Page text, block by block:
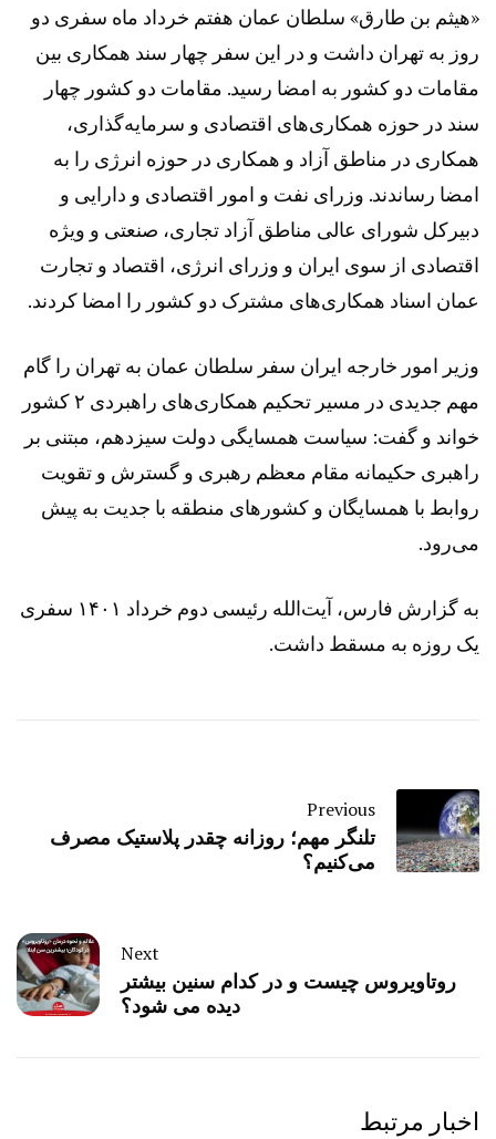
«هیثم بن طارق» سلطان عمان هفتم خرداد ماه سفری دو
روز به تهران داشت و در این سفر چهار سند همکاری بین
مقامات دو کشور به امضا رسید. مقامات دو کشور چهار
سند در حوزه همکاری‌های اقتصادی و سرمایه‌گذاری،
همکاری در مناطق آزاد و همکاری در حوزه انرژی را به
امضا رساندند. وزرای نفت و امور اقتصادی و دارایی و
دبیرکل شورای عالی مناطق آزاد تجاری، صنعتی و ویژه
اقتصادی از سوی ایران و وزرای انرژی، اقتصاد و تجارت
عمان اسناد همکاری‌های مشترک دو کشور را امضا کردند.
وزیر امور خارجه ایران سفر سلطان عمان به تهران را گام
مهم جدیدی در مسیر تحکیم همکاری‌های راهبردی ۲ کشور
خواند و گفت: سیاست همسایگی دولت سیزدهم، مبتنی بر
راهبری حکیمانه مقام معظم رهبری و گسترش و تقویت
روابط با همسایگان و کشور‌های منطقه با جدیت به پیش
می‌رود.
به گزارش فارس، آیت‌الله رئیسی دوم خرداد ۱۴۰۱ سفری
یک روزه به مسقط داشت.
Previous
تلنگر مهم؛ روزانه چقدر پلاستیک مصرف
می‌کنیم؟
Next
روتاویروس چیست و در کدام سنین بیشتر
دیده می شود؟
اخبار مرتبط